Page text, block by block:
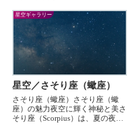
観測を楽しむ人々にとって特別な
存在です。この四角形は、秋の星
空を代表する特徴的な星の集まり
で、見つけやすく、秋の夜空の...
星空ギャラリー
星空／さそり座（蠍座）
さそり座（蠍座）さそり座（蠍
座）の魅力夜空に輝く神秘と美さ
そり座（Scorpius）は、夏の夜空